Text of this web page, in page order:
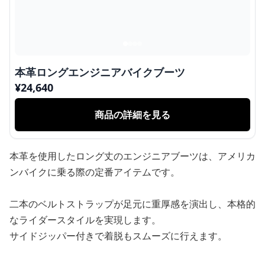
本革ロングエンジニアバイクブーツ
¥24,640
商品の詳細を見る
本革を使用したロング丈のエンジニアブーツは、アメリカ
ンバイクに乗る際の定番アイテムです。
二本のベルトストラップが足元に重厚感を演出し、本格的
なライダースタイルを実現します。
サイドジッパー付きで着脱もスムーズに行えます。